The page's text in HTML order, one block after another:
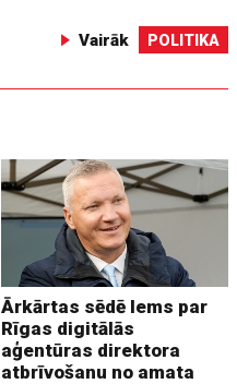
Vairāk POLITIKA
Ārkārtas sēdē lems par
Rīgas digitālās
aģentūras direktora
atbrīvošanu no amata